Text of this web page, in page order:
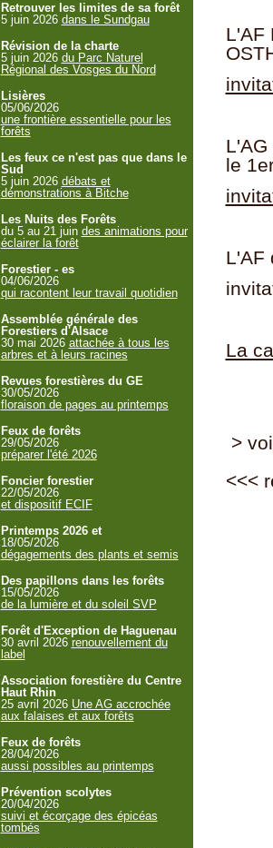
L'AF
le
L'AF
La
>
<<<
Retrouver les limites de sa forêt
5 juin 2026 dans le Sundgau
Révision de la charte
5 juin 2026 du Parc Naturel
Régional des Vosges du Nord
Lisières
05/06/2026
une frontière essentielle pour les
forêts
Les feux ce n'est pas que dans le
Sud
5 juin 2026 débats et
démonstrations à Bitche
Les Nuits des Forêts
du 5 au 21 juin des animations pour
éclairer la forêt
Forestier - es
04/06/2026
qui racontent leur travail quotidien
Assemblée générale des
Forestiers d'Alsace
30 mai 2026 attachée à tous les
arbres et à leurs racines
Revues forestières du GE
30/05/2026
floraison de pages au printemps
Feux de forêts
29/05/2026
préparer l'été 2026
Foncier forestier
22/05/2026
et dispositif ECIF
Printemps 2026 et
18/05/2026
dégagements des plants et semis
Des papillons dans les forêts
15/05/2026
de la lumière et du soleil SVP
Forêt d'Exception de Haguenau
30 avril 2026 renouvellement du
label
Association forestière du Centre
Haut Rhin
25 avril 2026 Une AG accrochée
aux falaises et aux forêts
Feux de forêts
28/04/2026
aussi possibles au printemps
Prévention scolytes
20/04/2026
suivi et écorçage des épicéas
tombés